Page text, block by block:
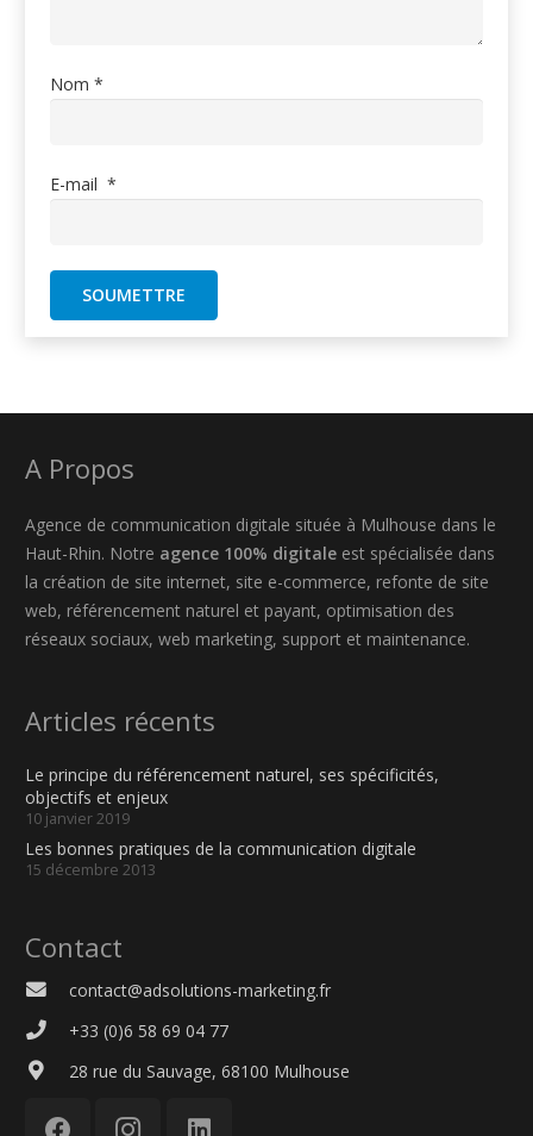
Nom *
E-mail *
A Propos
Agence de communication digitale située à Mulhouse dans le
Haut-Rhin. Notre agence 100% digitale est spécialisée dans
la création de site internet, site e-commerce, refonte de site
web, référencement naturel et payant, optimisation des
réseaux sociaux, web marketing, support et maintenance.
Articles récents
Le principe du référencement naturel, ses spécificités,
objectifs et enjeux
10 janvier 2019
Les bonnes pratiques de la communication digitale
15 décembre 2013
Contact
contact@adsolutions-marketing.fr
+33 (0)6 58 69 04 77
28 rue du Sauvage, 68100 Mulhouse